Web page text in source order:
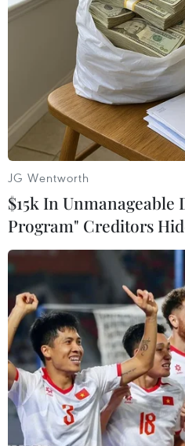
JG Wentworth
$15k In Unmanageable
Program" Creditors